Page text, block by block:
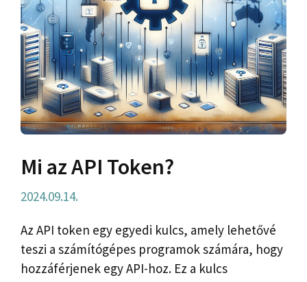
Mi az API Token?
2024.09.14.
Az API token egy egyedi kulcs, amely lehetővé
teszi a számítógépes programok számára, hogy
hozzáférjenek egy API-hoz. Ez a kulcs